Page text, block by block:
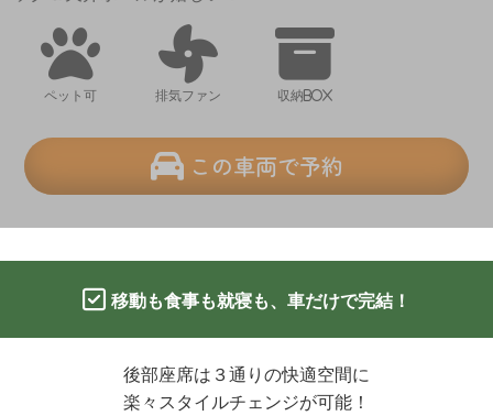
ペット可 排気ファン 収納BOX
この車両で予約
移動も食事も就寝も、車だけで完結！
後部座席は３通りの快適空間に
楽々スタイルチェンジが可能！